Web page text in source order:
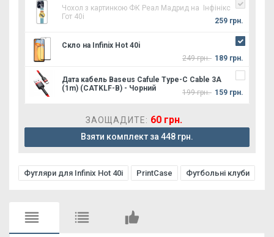
Чохол з картинкою ФК Реал Мадрид на Інфінікс
Гот 40і
259 грн.
Скло на Infinix Hot 40i
249 грн. 189 грн.
Дата кабель Baseus Cafule Type-C Cable 3A
(1m) (CATKLF-B) - Чорний
199 грн. 159 грн.
ЗАОЩАДИТЕ: 60 грн.
Взяти комплект за 448 грн.
Футляри для Infinix Hot 40i PrintCase Футбольні клуби